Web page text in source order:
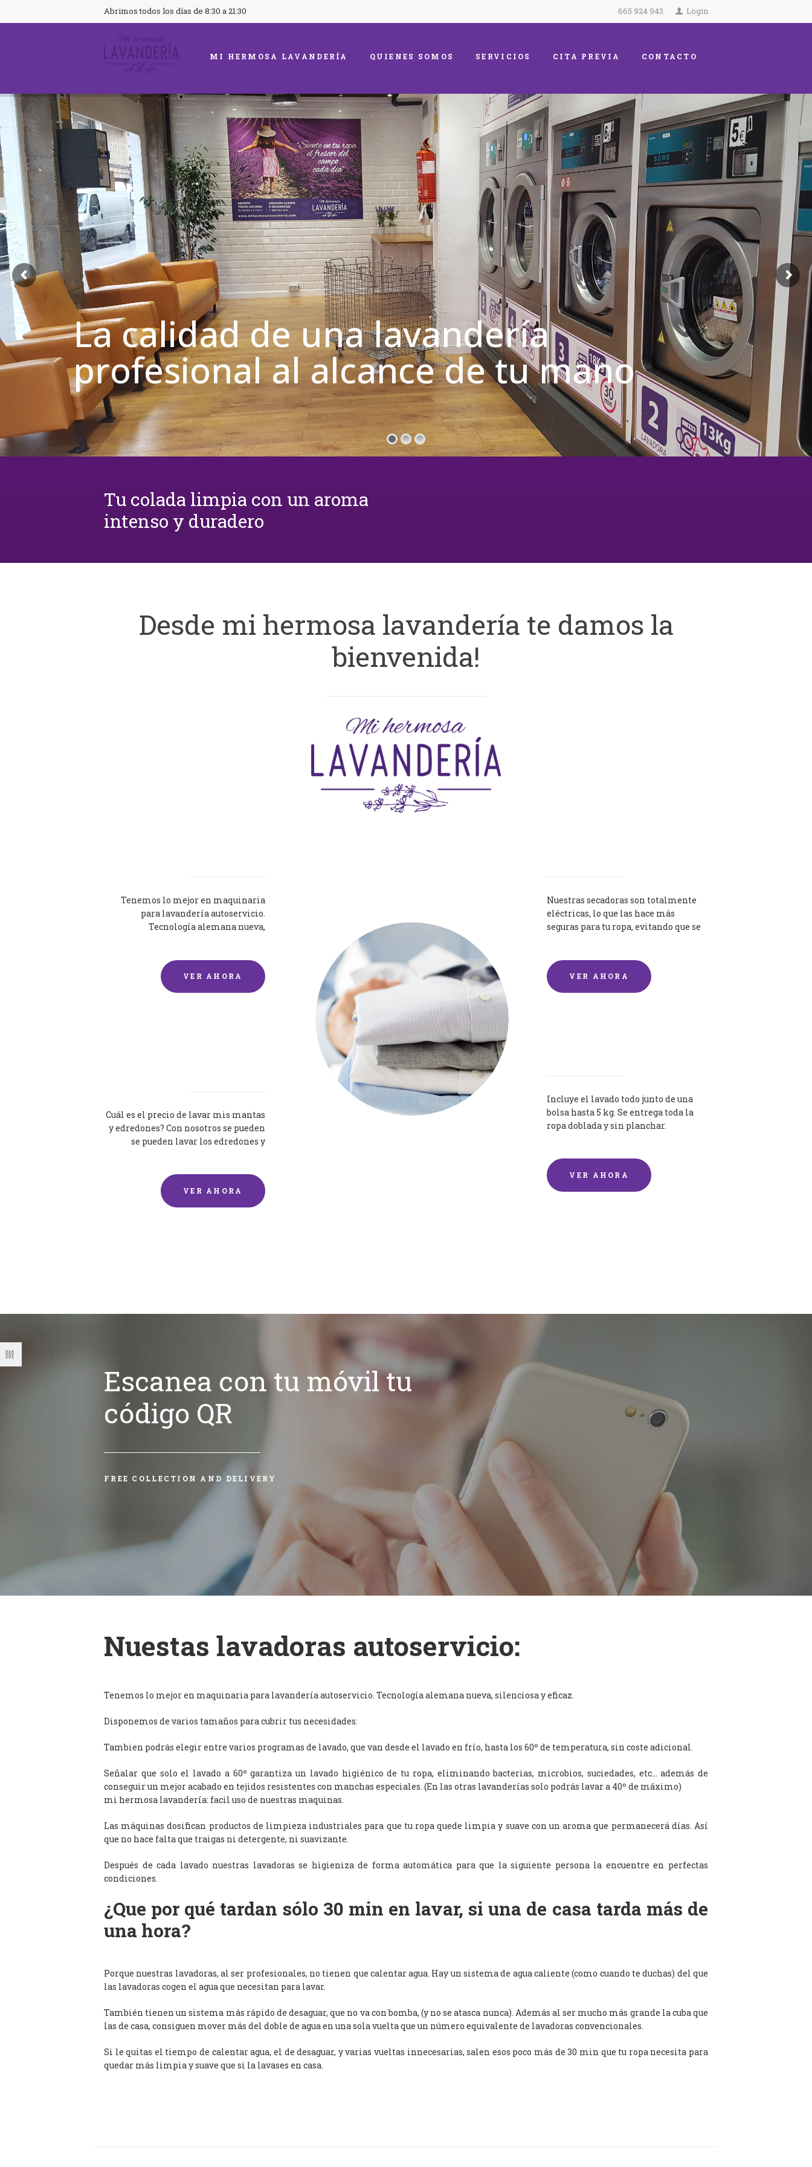
Abrimos todos los días de 8:30 a 21:30 665 924 943 Login
MI HERMOSA LAVANDERÍA QUIENES SOMOS SERVICIOS CITA PREVIA CONTACTO
La calidad de una lavandería
profesional al alcance de tu mano
Tu colada limpia con un aroma
intenso y duradero
Desde mi hermosa lavandería te damos la
bienvenida!
Tenemos lo mejor en maquinaria
para lavandería autoservicio.
Tecnología alemana nueva,
VER AHORA
Nuestras secadoras son totalmente
eléctricas, lo que las hace más
seguras para tu ropa, evitando que se
VER AHORA
Cuál es el precio de lavar mis mantas
y edredones? Con nosotros se pueden
se pueden lavar los edredones y
VER AHORA
Incluye el lavado todo junto de una
bolsa hasta 5 kg. Se entrega toda la
ropa doblada y sin planchar.
VER AHORA
Escanea con tu móvil tu
código QR
FREE COLLECTION AND DELIVERY
Nuestas lavadoras autoservicio:
Tenemos lo mejor en maquinaria para lavandería autoservicio. Tecnología alemana nueva, silenciosa y eficaz.
Disponemos de varios tamaños para cubrir tus necesidades:
Tambien podrás elegir entre varios programas de lavado, que van desde el lavado en frío, hasta los 60º de temperatura, sin coste adicional.
Señalar que solo el lavado a 60º garantiza un lavado higiénico de tu ropa, eliminando bacterias, microbios, suciedades, etc… además de
conseguir un mejor acabado en tejidos resistentes con manchas especiales. (En las otras lavanderías solo podrás lavar a 40º de máximo)
mi hermosa lavandería: facil uso de nuestras maquinas.
Las máquinas dosifican productos de limpieza industriales para que tu ropa quede limpia y suave con un aroma que permanecerá días. Así
que no hace falta que traigas ni detergente, ni suavizante.
Después de cada lavado nuestras lavadoras se higieniza de forma automática para que la siguiente persona la encuentre en perfectas
condiciones.
¿Que por qué tardan sólo 30 min en lavar, si una de casa tarda más de
una hora?
Porque nuestras lavadoras, al ser profesionales, no tienen que calentar agua. Hay un sistema de agua caliente (como cuando te duchas) del que
las lavadoras cogen el agua que necesitan para lavar.
También tienen un sistema más rápido de desaguar, que no va con bomba, (y no se atasca nunca). Además al ser mucho más grande la cuba que
las de casa, consiguen mover más del doble de agua en una sola vuelta que un número equivalente de lavadoras convencionales.
Si le quitas el tiempo de calentar agua, el de desaguar, y varias vueltas innecesarias, salen esos poco más de 30 min que tu ropa necesita para
quedar más limpia y suave que si la lavases en casa.